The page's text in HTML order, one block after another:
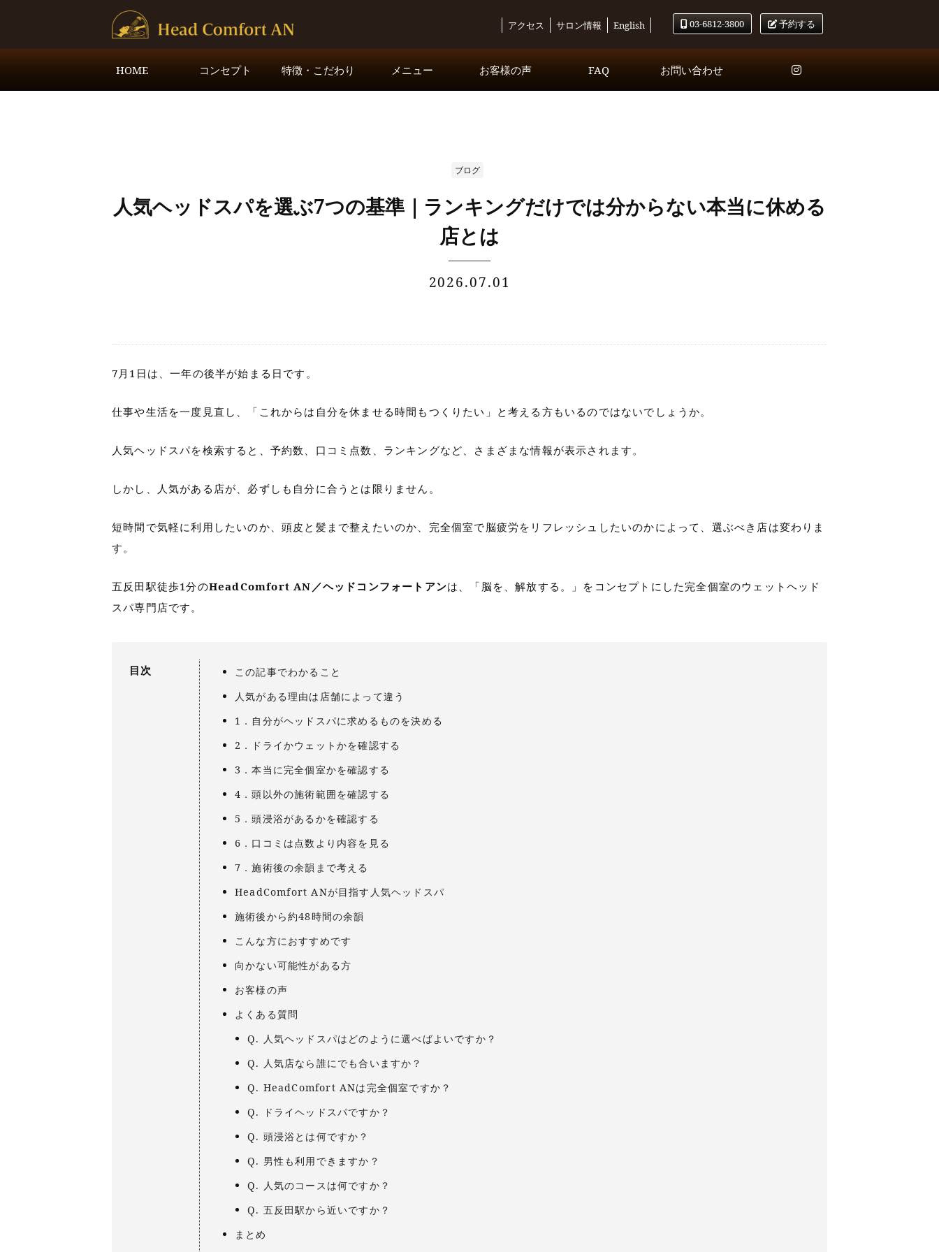
アクセス サロン情報 English 03-6812-3800 予約する
HOME コンセプト 特徴・こだわり メニュー お客様の声 FAQ お問い合わせ
ブログ
人気ヘッドスパを選ぶ7つの基準｜ランキングだけでは分からない本当に休める
店とは
2026.07.01
7月1日は、一年の後半が始まる日です。
仕事や生活を一度見直し、「これからは自分を休ませる時間もつくりたい」と考える方もいるのではないでしょうか。
人気ヘッドスパを検索すると、予約数、口コミ点数、ランキングなど、さまざまな情報が表示されます。
しかし、人気がある店が、必ずしも自分に合うとは限りません。
短時間で気軽に利用したいのか、頭皮と髪まで整えたいのか、完全個室で脳疲労をリフレッシュしたいのかによって、選ぶべき店は変わりま
す。
五反田駅徒歩1分のHeadComfort AN／ヘッドコンフォートアンは、「脳を、解放する。」をコンセプトにした完全個室のウェットヘッド
スパ専門店です。
目次
この記事でわかること
人気がある理由は店舗によって違う
1．自分がヘッドスパに求めるものを決める
2．ドライかウェットかを確認する
3．本当に完全個室かを確認する
4．頭以外の施術範囲を確認する
5．頭浸浴があるかを確認する
6．口コミは点数より内容を見る
7．施術後の余韻まで考える
HeadComfort ANが目指す人気ヘッドスパ
施術後から約48時間の余韻
こんな方におすすめです
向かない可能性がある方
お客様の声
よくある質問
Q. 人気ヘッドスパはどのように選べばよいですか？
Q. 人気店なら誰にでも合いますか？
Q. HeadComfort ANは完全個室ですか？
Q. ドライヘッドスパですか？
Q. 頭浸浴とは何ですか？
Q. 男性も利用できますか？
Q. 人気のコースは何ですか？
Q. 五反田駅から近いですか？
まとめ